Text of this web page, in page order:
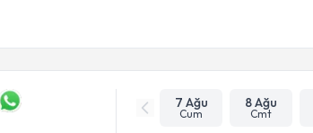
7 Ağu
Cum
8 Ağu
Cmt